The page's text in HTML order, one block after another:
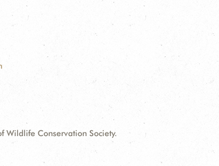
Wildlife Conservation Society.